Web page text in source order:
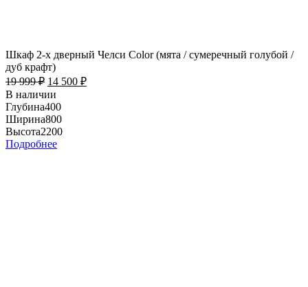
Шкаф 2-х дверный Челси Color (мята / сумеречный голубой /
дуб крафт)
19 999₽ 14 500 ₽
В наличии
Глубина400
Ширина800
Высота2200
Подробнее